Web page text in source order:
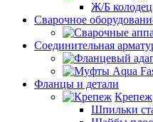
Ж/Б колодец
Сварочное
Соединительная
Фланцы и детали
Крепеж
Шпильки